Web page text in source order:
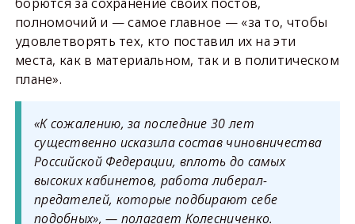
полномочий и — самое главное — «за то, чтобы
удовлетворять тех, кто поставил их на эти
места, как в материальном, так и в политическом
плане».
«К сожалению, за последние 30 лет
существенно исказила состав чиновничества
Российской Федерации, вплоть до самых
высоких кабинетов, работа либерал-
предателей, которые подбирают себе
подобных», — полагает Колесниченко.